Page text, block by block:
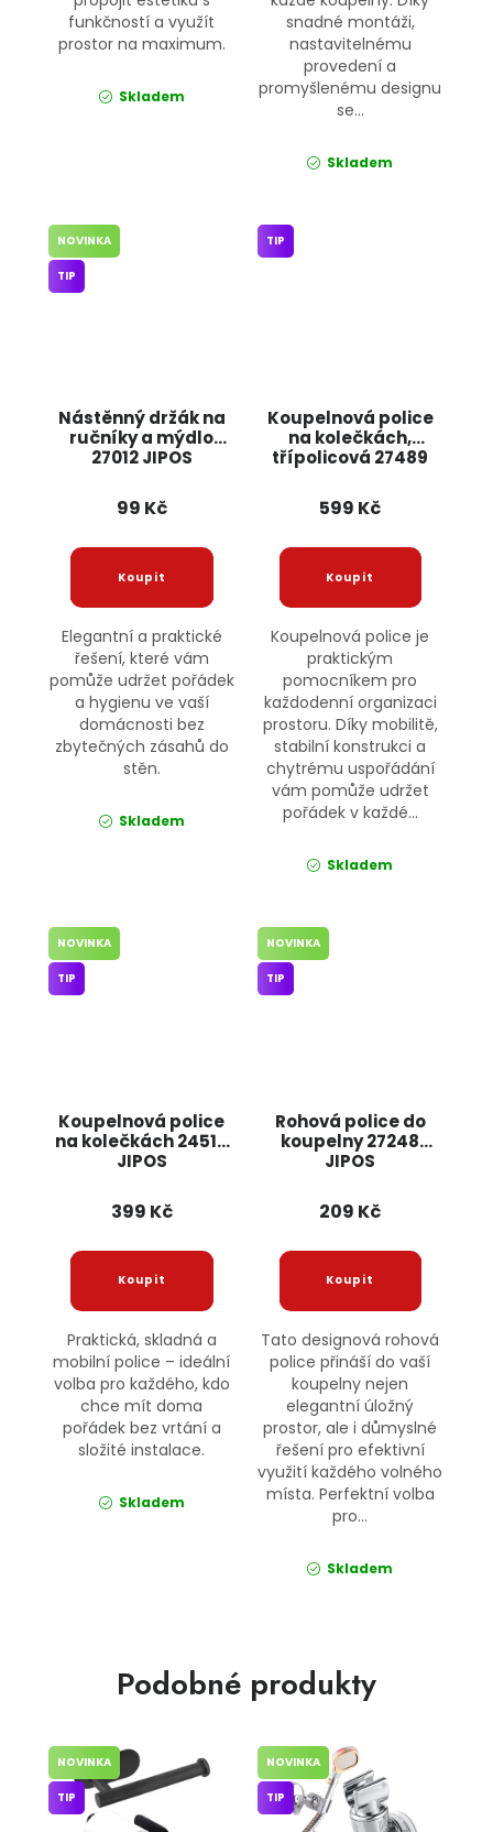
funkčností a využít
prostor na maximum.
Skladem
snadné montáži,
nastavitelnému
provedení a
promyšlenému designu
se...
Skladem
Nástěnný držák na
ručníky a mýdlo
27012 JIPOS
NOVINKA
TIP
99 Kč
Elegantní a praktické
řešení, které vám
pomůže udržet pořádek
a hygienu ve vaší
domácnosti bez
zbytečných zásahů do
stěn.
Skladem
Koupelnová police
na kolečkách,
třípolicová 27489
TIP
599 Kč
Koupelnová police je
praktickým
pomocníkem pro
každodenní organizaci
prostoru. Díky mobilitě,
stabilní konstrukci a
chytrému uspořádání
vám pomůže udržet
pořádek v každé...
Skladem
Koupelnová police
na kolečkách 24513
JIPOS
NOVINKA
TIP
399 Kč
Praktická, skladná a
mobilní police – ideální
volba pro každého, kdo
chce mít doma
pořádek bez vrtání a
složité instalace.
Skladem
Rohová police do
koupelny 27248
JIPOS
NOVINKA
TIP
209 Kč
Tato designová rohová
police přináší do vaší
koupelny nejen
elegantní úložný
prostor, ale i důmyslné
řešení pro efektivní
využití každého volného
místa. Perfektní volba
pro...
Skladem
Podobné produkty
NOVINKA
TIP
NOVINKA
TIP